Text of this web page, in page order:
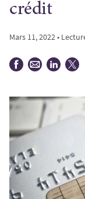
crédit
Mars 11, 2022 •